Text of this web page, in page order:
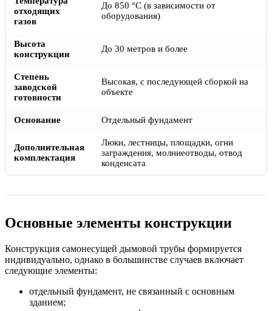
отходящих
газов
До 850 °C (в зависимости от
оборудования)
Высота
конструкции
До 30 метров и более
Степень
заводской
готовности
Высокая, с последующей сборкой на
объекте
Основание Отдельный фундамент
Дополнительная
комплектация
Люки, лестницы, площадки, огни
заграждения, молниеотводы, отвод
конденсата
Основные элементы конструкции
Конструкция самонесущей дымовой трубы формируется
индивидуально, однако в большинстве случаев включает
следующие элементы:
отдельный фундамент, не связанный с основным
зданием;